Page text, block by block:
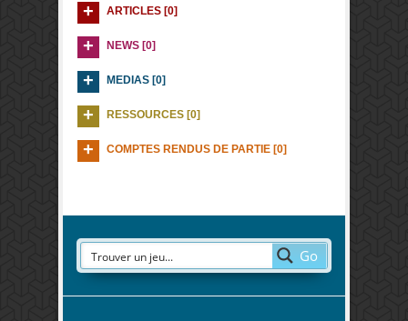
ARTICLES [0]
NEWS [0]
MEDIAS [0]
RESSOURCES [0]
COMPTES RENDUS DE PARTIE [0]
Go